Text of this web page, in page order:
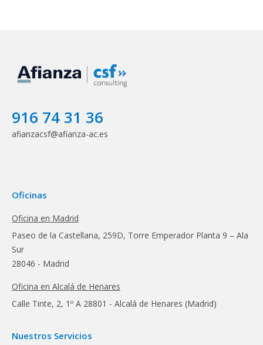
916 74 31 36
afianzacsf@afianza-ac.es
Oficinas
Oficina en Madrid
Paseo de la Castellana, 259D, Torre Emperador Planta 9 – Ala
Sur
28046 - Madrid
Oficina en Alcalá de Henares
Calle Tinte, 2, 1º A 28801 - Alcalá de Henares (Madrid)
Nuestros Servicios